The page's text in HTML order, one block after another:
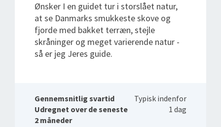
Ønsker I en guidet tur i storslået natur,
at se Danmarks smukkeste skove og
fjorde med bakket terræn, stejle
skråninger og meget varierende natur -
så er jeg Jeres guide.
Gennemsnitlig svartid
Udregnet over de seneste
2 måneder
Typisk indenfor
1 dag